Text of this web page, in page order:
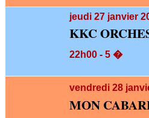
jeudi 27 janvier
KKC
22h00 - 5 �
vendredi 28
MON